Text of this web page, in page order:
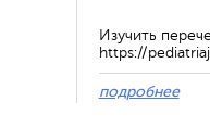
Изучить
https://
подробнее